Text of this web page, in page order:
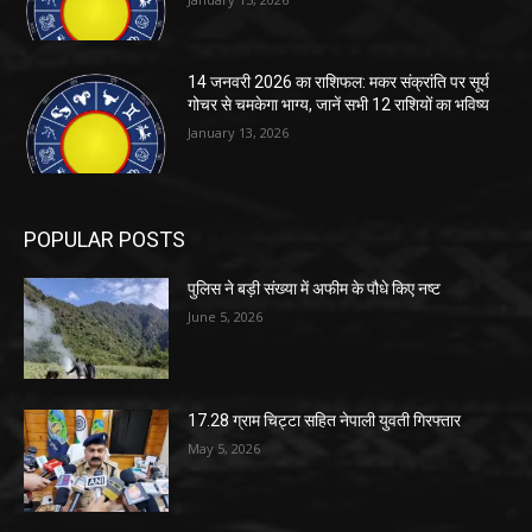
14 जनवरी 2026 का राशिफल: मकर संक्रांति पर सूर्य
गोचर से चमकेगा भाग्य, जानें सभी 12 राशियों का भविष्य
January 13, 2026
POPULAR POSTS
पुलिस ने बड़ी संख्या में अफीम के पौधे किए नष्ट
June 5, 2026
17.28 ग्राम चिट्टा सहित नेपाली युवती गिरफ्तार
May 5, 2026